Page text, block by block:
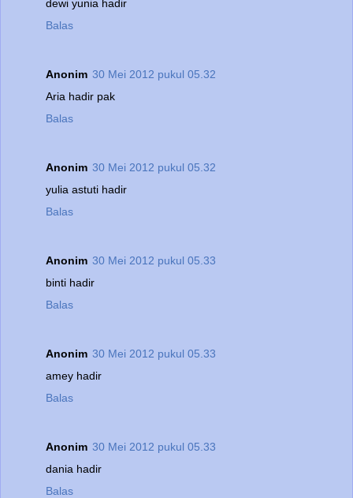
dewi yunia hadir
Balas
Anonim 30 Mei 2012 pukul 05.32
Aria hadir pak
Balas
Anonim 30 Mei 2012 pukul 05.32
yulia astuti hadir
Balas
Anonim 30 Mei 2012 pukul 05.33
binti hadir
Balas
Anonim 30 Mei 2012 pukul 05.33
amey hadir
Balas
Anonim 30 Mei 2012 pukul 05.33
dania hadir
Balas